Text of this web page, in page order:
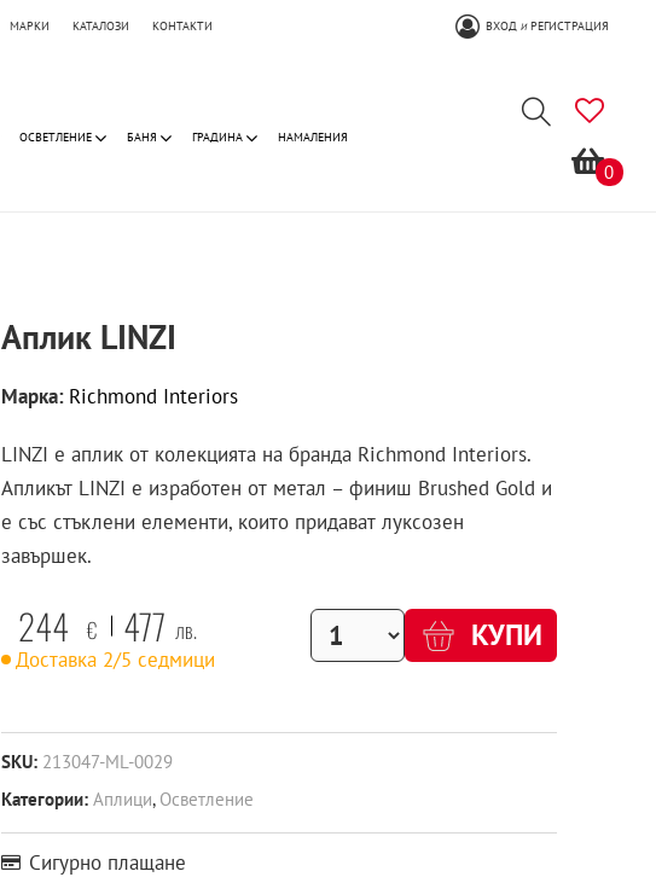
МАРКИ КАТАЛОЗИ КОНТАКТИ ВХОДИРЕГИСТРАЦИЯ
ОСВЕТЛЕНИЕ БАНЯ ГРАДИНА НАМАЛЕНИЯ
0
Аплик LINZI
Марка: Richmond Interiors
LINZI е аплик от колекцията на бранда Richmond Interiors.
Апликът LINZI е изработен от метал – финиш Brushed Gold и
е със стъклени елементи, които придават луксозен
завършек.
244 € 477 лв.
Доставка 2/5 седмици
КУПИ
SKU: 213047-ML-0029
Категории: Аплици, Осветление
Сигурно плащане